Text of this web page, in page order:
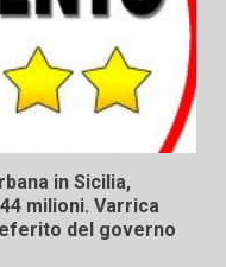
in Sicilia,
milioni. Varrica
del governo